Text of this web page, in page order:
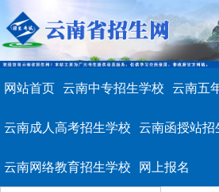
网站首页 云南中专招生学校 云南五
云南成人高考招生学校 云南函授站招
云南网络教育招生学校 网上报名